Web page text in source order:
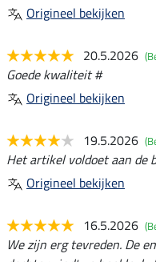
Origineel bekijken
20.5.2026
Goede kwaliteit #
Origineel bekijken
19.5.2026
Het artikel voldoet aan de
Origineel bekijken
16.5.2026
We zijn erg tevreden. De